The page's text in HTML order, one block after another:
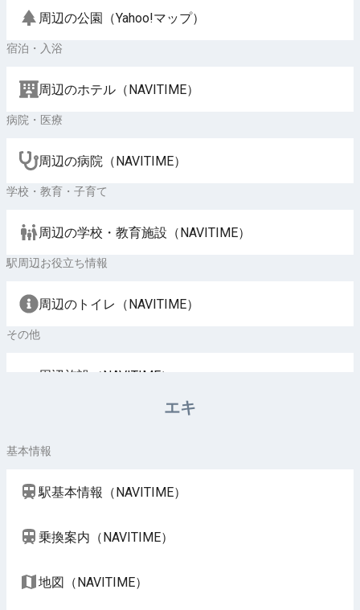
周辺の公園（Yahoo!マップ）
宿泊・入浴
周辺のホテル（NAVITIME）
病院・医療
周辺の病院（NAVITIME）
学校・教育・子育て
周辺の学校・教育施設（NAVITIME）
駅周辺お役立ち情報
周辺のトイレ（NAVITIME）
その他
周辺施設（NAVITIME）
エキ
基本情報
駅基本情報（NAVITIME）
乗換案内（NAVITIME）
地図（NAVITIME）